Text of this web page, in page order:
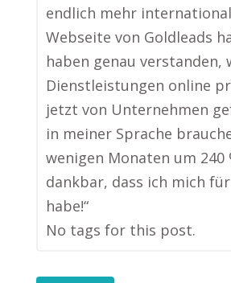
endlich mehr
Webseite von Goldleads
haben genau verstanden,
Dienstleistungen online
jetzt von Unternehmen
in meiner Sprache
wenigen Monaten um
dankbar, dass ich mich
habe!“
No tags for this post.